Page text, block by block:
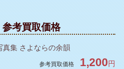
考買取価格
真集 さよならの余韻
参考買取価格 1,200円